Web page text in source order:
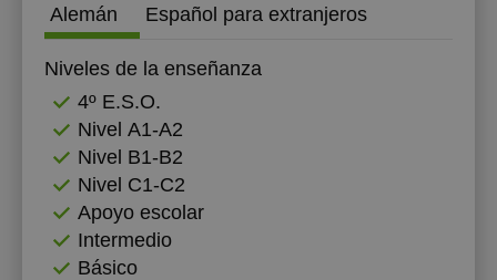
Alemán Español para extranjeros
Niveles de la enseñanza
4º E.S.O.
Nivel А1-А2
Nivel B1-B2
Nivel C1-C2
Apoyo escolar
Intermedio
Básico